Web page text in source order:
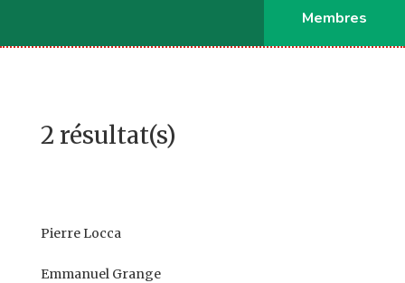
Membres
2 résultat(s)
Pierre Locca
Emmanuel Grange